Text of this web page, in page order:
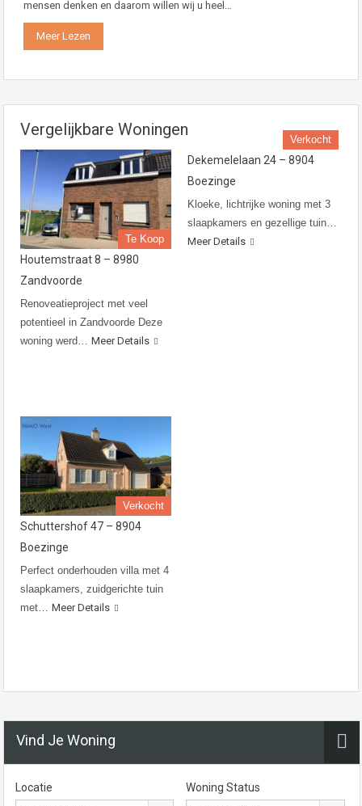
mensen denken en daarom willen wij u heel…
Meer Lezen
Vergelijkbare Woningen
Te Koop
Houtemstraat 8 – 8980
Zandvoorde
Renoveatieproject met veel
potentieel in Zandvoorde Deze
woning werd… Meer Details
Verkocht
Dekemelelaan 24 – 8904
Boezinge
Kloeke, lichtrijke woning met 3
slaapkamers en gezellige tuin…
Meer Details
Verkocht
Schuttershof 47 – 8904
Boezinge
Perfect onderhouden villa met 4
slaapkamers, zuidgerichte tuin
met… Meer Details
Vind Je Woning
Locatie Woning Status